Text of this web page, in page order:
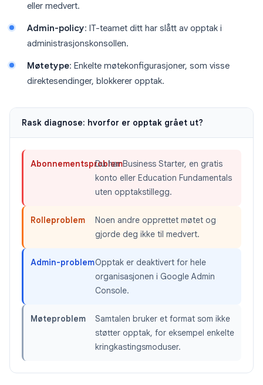
eller medvert.
Admin-policy: IT-teamet ditt har slått av opptak i
administrasjonskonsollen.
Møtetype: Enkelte møtekonfigurasjoner, som visse
direktesendinger, blokkerer opptak.
Rask diagnose: hvorfor er opptak grået ut?
AbonnementsproblemDu har Business Starter, en gratis
konto eller Education Fundamentals
uten opptakstillegg.
Rolleproblem
Noen andre opprettet møtet og
gjorde deg ikke til medvert.
Admin-problemOpptak er deaktivert for hele
organisasjonen i Google Admin
Console.
Møteproblem
Samtalen bruker et format som ikke
støtter opptak, for eksempel enkelte
kringkastingsmoduser.